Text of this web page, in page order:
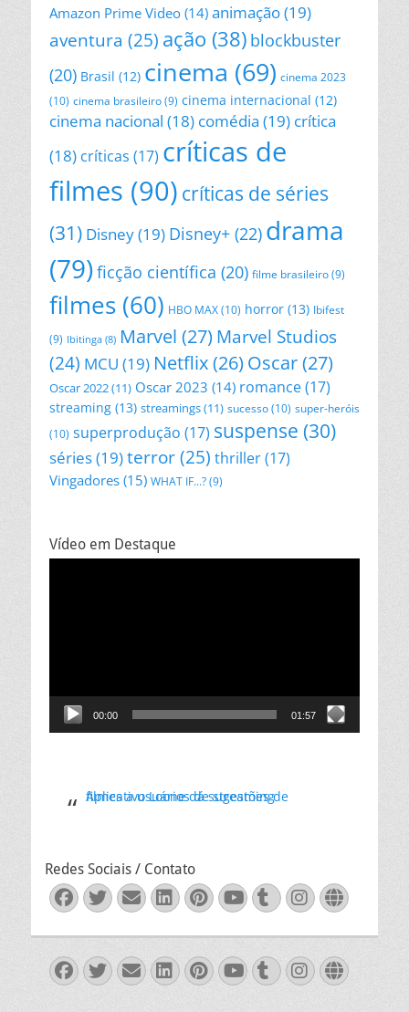
Amazon Prime Video (14) animação(19)
aventura (25) ação (38) blockbuster
(20) Brasil (12) cinema (69) cinema 2023
(10) cinema brasileiro (9) cinema internacional (12)
cinema nacional (18) comédia (19) crítica
(18) críticas (17) críticas de
filmes (90) críticas de séries
(31) Disney(19) Disney+ (22) drama
(79)ficção científica (20) filme brasileiro (9)
filmes (60) HBO MAX(10) horror (13) Ibifest
(9) Ibitinga (8) Marvel (27) Marvel Studios
(24) MCU (19) Netflix(26) Oscar(27)
Oscar 2022(11) Oscar 2023 (14) romance(17)
streaming (13) streamings(11) sucesso(10) super-heróis
(10) superprodução (17) suspense (30)
séries(19)terror(25) thriller(17)
Vingadores (15) WHAT IF...? (9)
Vídeo em Destaque
00:00 01:57
Aplicativo Loone dá sugestões de filmes a usuários de streaming
Redes Sociais / Contato
Facebook
Twitter
EmailLinkedIn
Pinterest
YouTube
Tumblr
Facebook
Twitter
EmailLinkedIn
Pinterest
YouTube
Tumblr